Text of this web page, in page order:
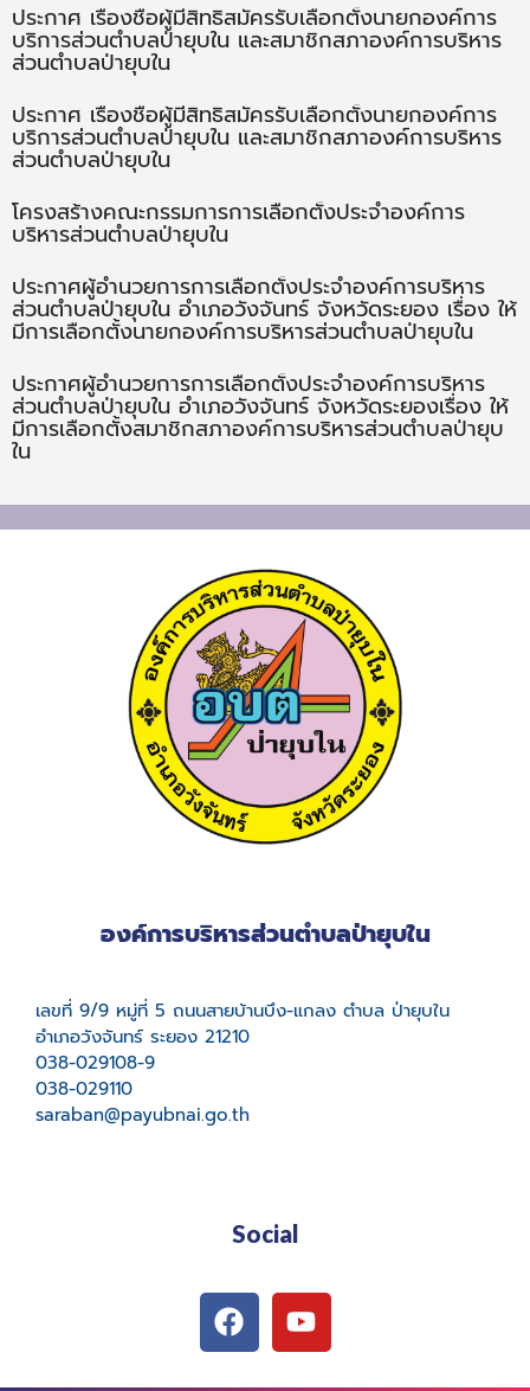
ประกาศ เรื่องชื่อผู้มีสิทธิสมัครรับเลือกตั้งนายกองค์การ
บริการส่วนตำบลป่ายุบใน และสมาชิกสภาองค์การบริหาร
ส่วนตำบลป่ายุบใน
ประกาศ เรื่องชื่อผู้มีสิทธิสมัครรับเลือกตั้งนายกองค์การ
บริการส่วนตำบลป่ายุบใน และสมาชิกสภาองค์การบริหาร
ส่วนตำบลป่ายุบใน
โครงสร้างคณะกรรมการการเลือกตั้งประจำองค์การ
บริหารส่วนตำบลป่ายุบใน
ประกาศผู้อำนวยการการเลือกตั้งประจำองค์การบริหาร
ส่วนตำบลป่ายุบใน อำเภอวังจันทร์ จังหวัดระยอง เรื่อง ให้
มีการเลือกตั้งนายกองค์การบริหารส่วนตำบลป่ายุบใน
ประกาศผู้อำนวยการการเลือกตั้งประจำองค์การบริหาร
ส่วนตำบลป่ายุบใน อำเภอวังจันทร์ จังหวัดระยองเรื่อง ให้
มีการเลือกตั้งสมาชิกสภาองค์การบริหารส่วนตำบลป่ายุบ
ใน
องค์การบริหารส่วนตำบลป่ายุบใน
เลขที่ 9/9 หมู่ที่ 5 ถนนสายบ้านบึง-แกลง ตำบล ป่ายุบใน
อำเภอวังจันทร์ ระยอง 21210
038-029108-9
038-029110
saraban@payubnai.go.th
Social